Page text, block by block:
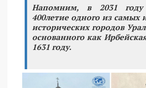
Напомним, в 2031 году
400летие одного из самых
исторических городов
основанного как
1631 году.